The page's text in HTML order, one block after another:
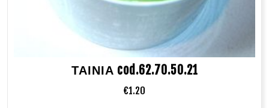
ΤΑΙΝΙΑ cod.62.70.50.21
€1.20